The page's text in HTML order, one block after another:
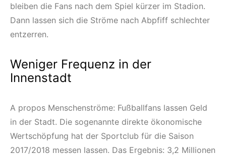
bleiben die Fans nach dem Spiel kürzer im Stadion.
Dann lassen sich die Ströme nach Abpfiff schlechter
entzerren.
Weniger Frequenz in der
Innenstadt
A propos Menschenströme: Fußballfans lassen Geld
in der Stadt. Die sogenannte direkte ökonomische
Wertschöpfung hat der Sportclub für die Saison
2017/2018 messen lassen. Das Ergebnis: 3,2 Millionen